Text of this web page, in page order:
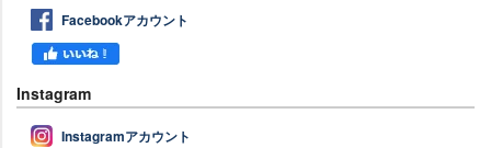
Facebookアカウント
Instagram
Instagramアカウント